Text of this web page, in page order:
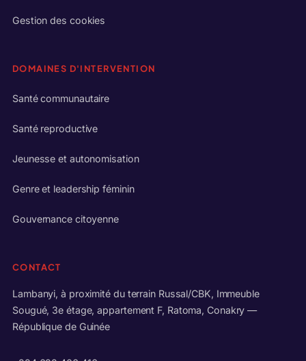
Gestion des cookies
DOMAINES D'INTERVENTION
Santé communautaire
Santé reproductive
Jeunesse et autonomisation
Genre et leadership féminin
Gouvernance citoyenne
CONTACT
Lambanyi, à proximité du terrain Russal/CBK, Immeuble
Sougué, 3e étage, appartement F, Ratoma, Conakry —
République de Guinée